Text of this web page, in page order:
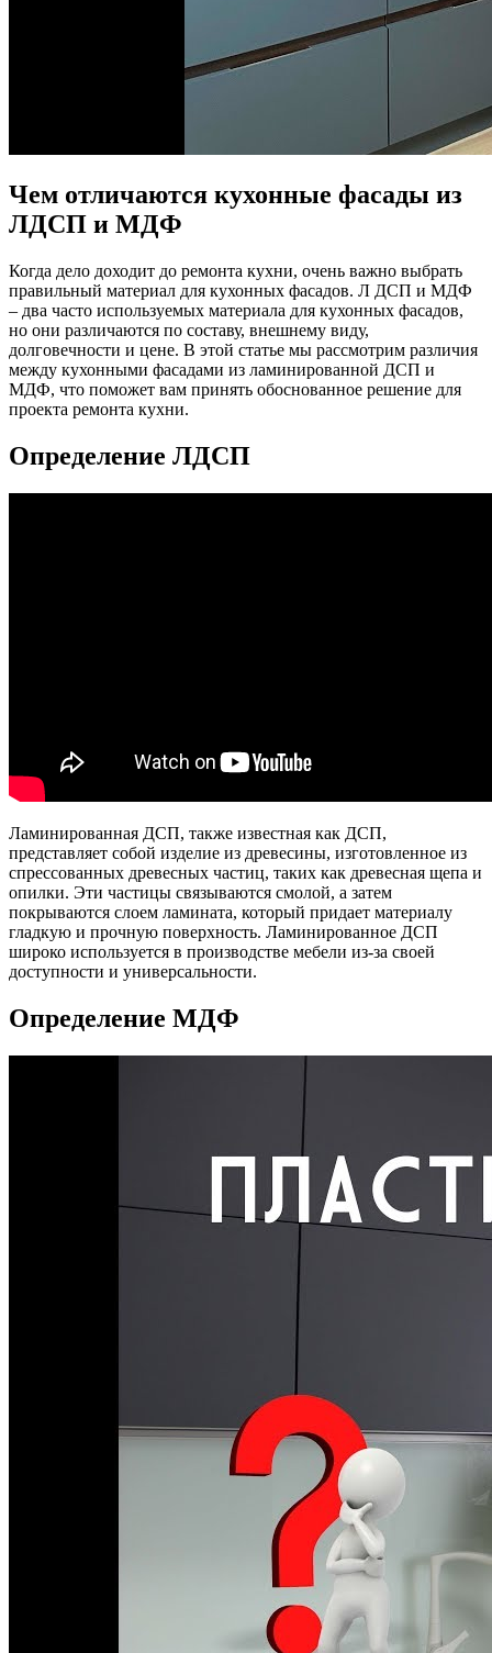
Чем отличаются кухонные фасады из
ЛДСП и МДФ
Когда дело доходит до ремонта кухни, очень важно выбрать
правильный материал для кухонных фасадов. Л ДСП и МДФ
– два часто используемых материала для кухонных фасадов,
но они различаются по составу, внешнему виду,
долговечности и цене. В этой статье мы рассмотрим различия
между кухонными фасадами из ламинированной ДСП и
МДФ, что поможет вам принять обоснованное решение для
проекта ремонта кухни.
Определение ЛДСП
Ламинированная ДСП, также известная как ДСП,
представляет собой изделие из древесины, изготовленное из
спрессованных древесных частиц, таких как древесная щепа и
опилки. Эти частицы связываются смолой, а затем
покрываются слоем ламината, который придает материалу
гладкую и прочную поверхность. Ламинированное ДСП
широко используется в производстве мебели из-за своей
доступности и универсальности.
Определение МДФ